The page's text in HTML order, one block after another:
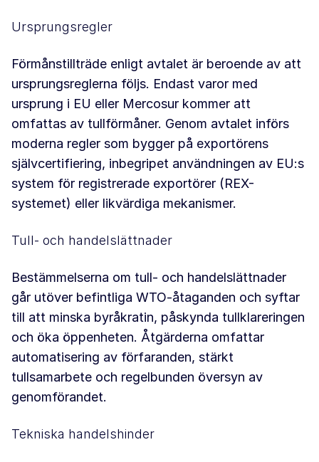
Ursprungsregler
Förmånstillträde enligt avtalet är beroende av att
ursprungsreglerna följs. Endast varor med
ursprung i EU eller Mercosur kommer att
omfattas av tullförmåner. Genom avtalet införs
moderna regler som bygger på exportörens
självcertifiering, inbegripet användningen av EU:s
system för registrerade exportörer (REX-
systemet) eller likvärdiga mekanismer.
Tull- och handelslättnader
Bestämmelserna om tull- och handelslättnader
går utöver befintliga WTO-åtaganden och syftar
till att minska byråkratin, påskynda tullklareringen
och öka öppenheten. Åtgärderna omfattar
automatisering av förfaranden, stärkt
tullsamarbete och regelbunden översyn av
genomförandet.
Tekniska handelshinder